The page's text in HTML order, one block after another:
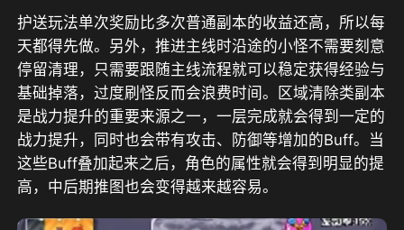
护送玩法单次奖励比多次普通副本的收益还高，所以每
天都得先做。另外，推进主线时沿途的小怪不需要刻意
停留清理，只需要跟随主线流程就可以稳定获得经验与
基础掉落，过度刷怪反而会浪费时间。区域清除类副本
是战力提升的重要来源之一，一层完成就会得到一定的
战力提升，同时也会带有攻击、防御等增加的Buff。当
这些Buff叠加起来之后，角色的属性就会得到明显的提
高，中后期推图也会变得越来越容易。